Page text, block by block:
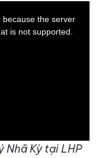
the server
is not supported.
Nhã Kỳ tại LHP